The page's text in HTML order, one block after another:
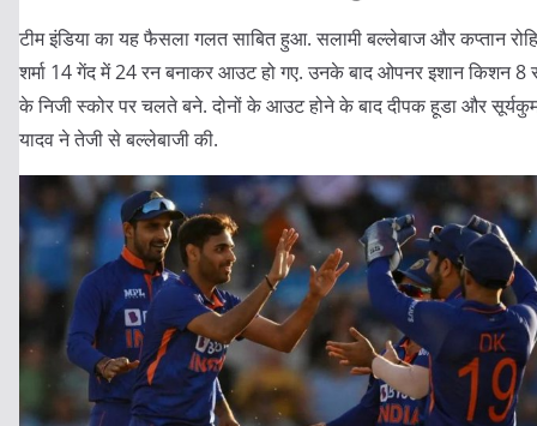
टीम इंडिया का यह फैसला गलत साबित हुआ. सलामी बल्लेबाज और कप्तान
शर्मा 14 गेंद में 24 रन बनाकर आउट हो गए. उनके बाद ओपनर इशान किशन 8
के निजी स्कोर पर चलते बने. दोनों के आउट होने के बाद दीपक हूडा और
यादव ने तेजी से बल्लेबाजी की.